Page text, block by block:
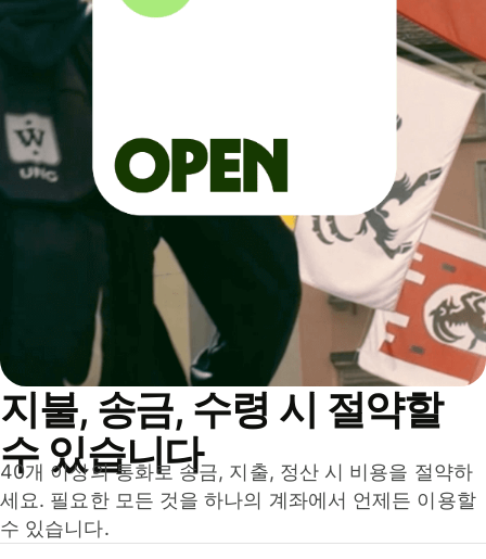
지불, 송금, 수령 시 절약할
수 있습니다
40개 이상의 통화로 송금, 지출, 정산 시 비용을 절약하
세요. 필요한 모든 것을 하나의 계좌에서 언제든 이용할
수 있습니다.